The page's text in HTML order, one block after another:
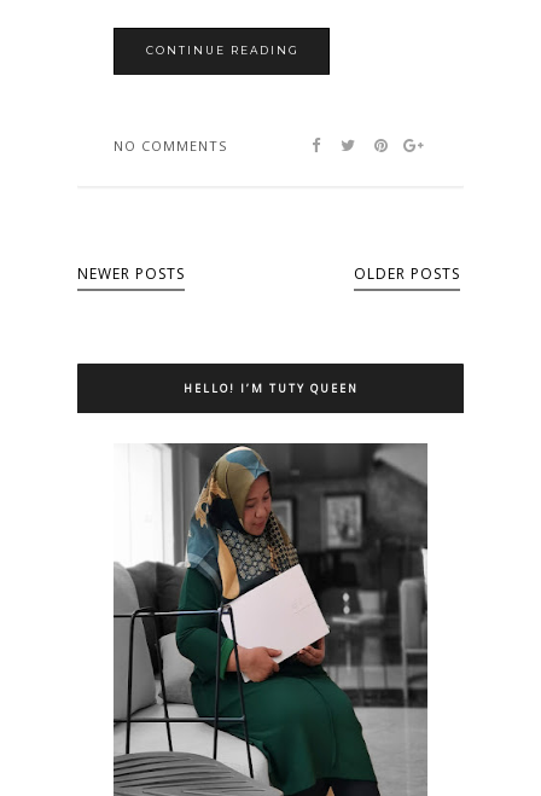
CONTINUE READING
NO COMMENTS
NEWER POSTS OLDER POSTS
HELLO! I’M TUTY QUEEN